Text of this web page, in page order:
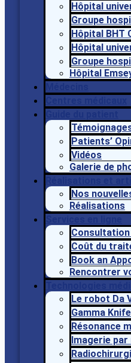
Hôpital
Groupe
Hôpital BHT
Hôpital
Groupe
Hôpital
Patients’
Vidéos
Galerie de
Nos
Réalisations
Coût du
Book an
Rencontrer
Le robot Da
Gamma
Résonance
Imagerie